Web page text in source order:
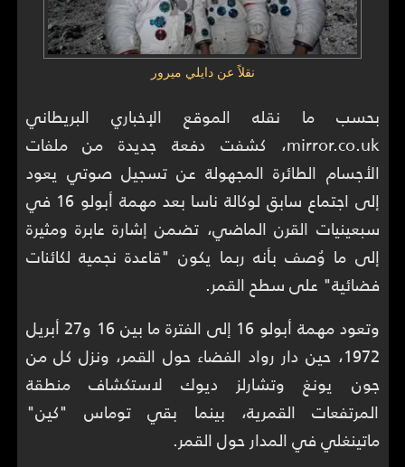
نقلاً عن دايلي ميرور
بحسب ما نقله الموقع الإخباري البريطاني
mirror.co.uk، كشفت دفعة جديدة من ملفات
الأجسام الطائرة المجهولة عن تسجيل صوتي يعود
إلى اجتماع سابق لوكالة ناسا بعد مهمة أبولو 16 في
سبعينيات القرن الماضي، تضمن إشارة عابرة ومثيرة
إلى ما وُصف بأنه ربما يكون "قاعدة نجمية لكائنات
فضائية" على سطح القمر.
وتعود مهمة أبولو 16 إلى الفترة ما بين 16 و27 أبريل
1972، حين دار رواد الفضاء حول القمر، ونزل كل من
جون يونغ وتشارلز ديوك لاستكشاف منطقة
المرتفعات القمرية، بينما بقي توماس "كين"
ماتينغلي في المدار حول القمر.